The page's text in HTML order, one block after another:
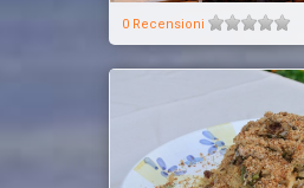
0 Recensioni